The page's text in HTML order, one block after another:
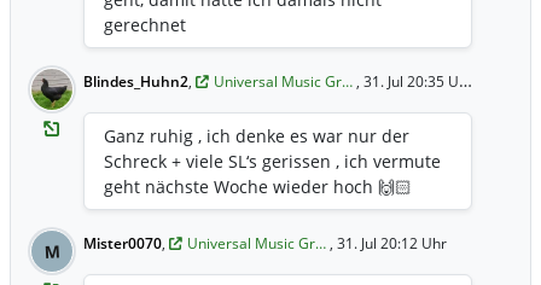
gerechnet
Blindes_Huhn2, Universal Music Gr… , 31. Jul 20:35 Uhr
Ganz ruhig , ich denke es war nur der
Schreck + viele SL‘s gerissen , ich vermute
geht nächste Woche wieder hoch 🙌🏻
M Mister0070, Universal Music Gr… , 31. Jul 20:12 Uhr